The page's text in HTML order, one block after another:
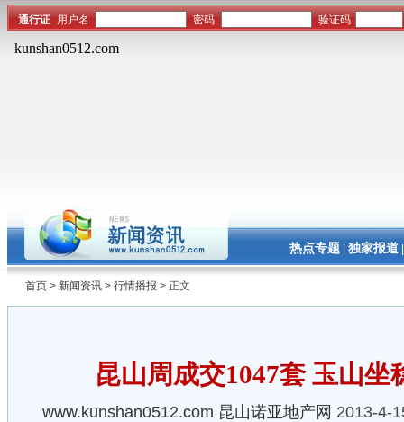
热点专题| 独家报道
首页 > 新闻资讯 > 行情播报 > 正文
昆山周成交1047套 玉山坐
www.kunshan0512.com 昆山诺亚地产网 2013-4-